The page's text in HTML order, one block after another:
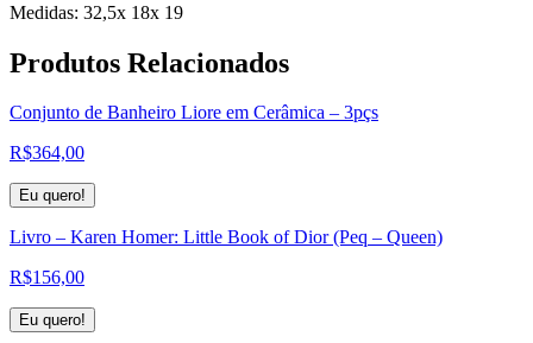
Medidas: 32,5x 18x 19
Produtos Relacionados
Conjunto de Banheiro Liore em Cerâmica – 3pçs
R$364,00
Eu quero!
Livro – Karen Homer: Little Book of Dior (Peq – Queen)
R$156,00
Eu quero!